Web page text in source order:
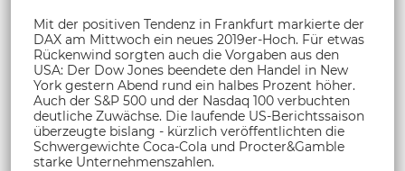
Mit der positiven Tendenz in Frankfurt markierte der
DAX am Mittwoch ein neues 2019er-Hoch. Für etwas
Rückenwind sorgten auch die Vorgaben aus den
USA: Der Dow Jones beendete den Handel in New
York gestern Abend rund ein halbes Prozent höher.
Auch der S&P 500 und der Nasdaq 100 verbuchten
deutliche Zuwächse. Die laufende US-Berichtssaison
überzeugte bislang - kürzlich veröffentlichten die
Schwergewichte Coca-Cola und Procter&Gamble
starke Unternehmenszahlen.